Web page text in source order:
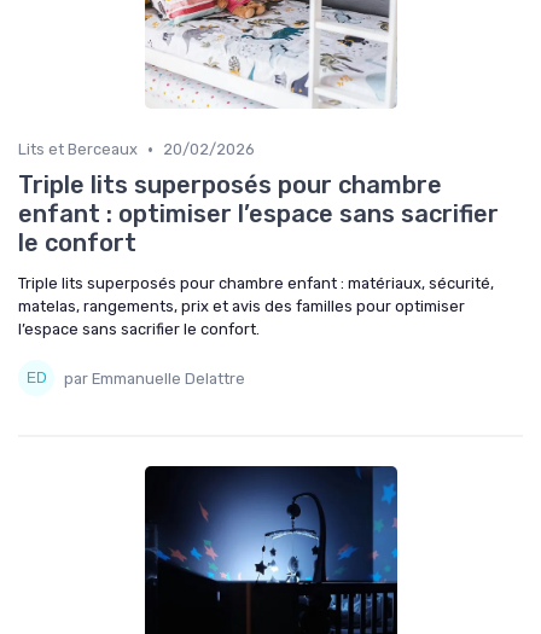
Lits et Berceaux • 20/02/2026
Triple lits superposés pour chambre
enfant : optimiser l’espace sans sacrifier
le confort
Triple lits superposés pour chambre enfant : matériaux, sécurité,
matelas, rangements, prix et avis des familles pour optimiser
l’espace sans sacrifier le confort.
par Emmanuelle Delattre